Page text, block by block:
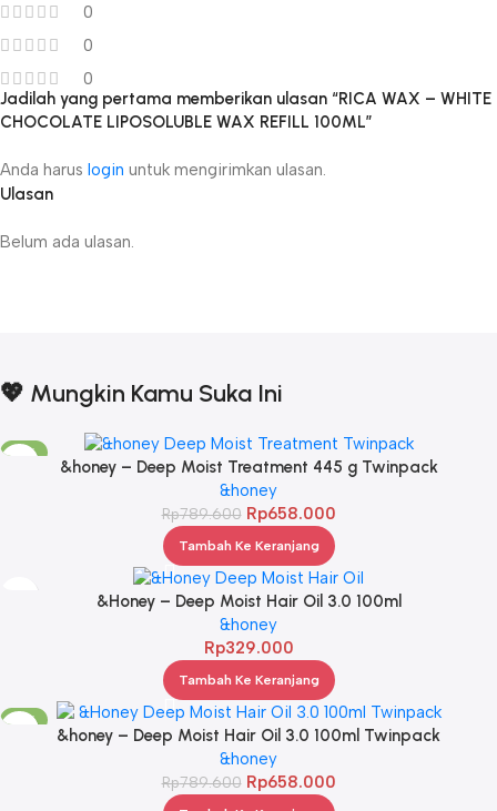
0
0
0
Ulasan
Belum ada ulasan.
Jadilah yang pertama memberikan ulasan “RICA WAX – WHITE
CHOCOLATE LIPOSOLUBLE WAX REFILL 100ML”
Anda harus login untuk mengirimkan ulasan.
💖 Mungkin Kamu Suka Ini
-17%
&honey – Deep Moist Treatment 445 g Twinpack
&honey
Rp789.600 Rp658.000
Tambah Ke Keranjang
&Honey – Deep Moist Hair Oil 3.0 100ml
&honey
Rp329.000
Tambah Ke Keranjang
-17%
&honey – Deep Moist Hair Oil 3.0 100ml Twinpack
&honey
Rp789.600 Rp658.000